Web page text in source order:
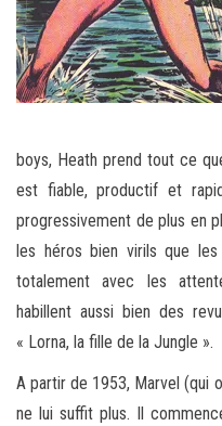
boys, Heath prend tout ce
est fiable, productif et
progressivement de plus en
les héros bien virils que
totalement avec les
habillent aussi bien des
« Lorna, la fille de la Jungle ».
A partir de 1953, Marvel (qui
ne lui suffit plus. Il